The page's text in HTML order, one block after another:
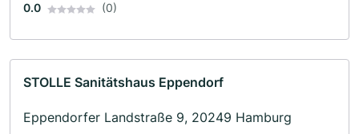
0.0 (0)
STOLLE Sanitätshaus Eppendorf
Eppendorfer Landstraße 9, 20249 Hamburg